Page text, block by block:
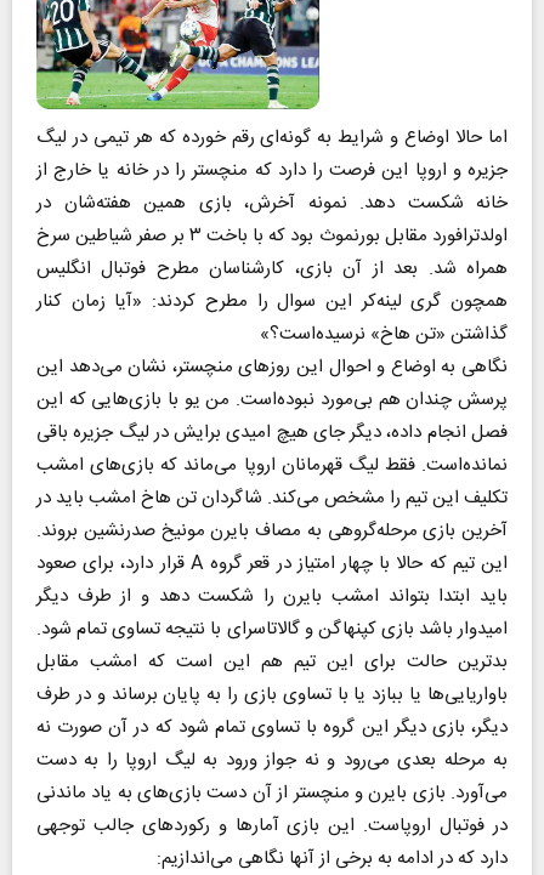
اما حالا اوضاع و شرایط به گونه‌ای رقم خورده که هر تیمی در لیگ
جزیره و اروپا این فرصت را دارد که منچستر را در خانه یا خارج از
خانه شکست دهد. نمونه آخرش، بازی همین هفته‌شان در
اولدترافورد مقابل بورنموث بود که با باخت ۳ بر صفر شیاطین سرخ
همراه شد. بعد از آن بازی، کارشناسان مطرح فوتبال انگلیس
همچون گری لینه‌کر این سوال را مطرح کردند: «آیا زمان کنار
گذاشتن «تن هاخ» نرسیده‌است؟»
نگاهی به اوضاع و احوال این روزهای منچستر، نشان می‌دهد این
پرسش چندان هم بی‌مورد نبوده‌است. من یو با بازی‌هایی که این
فصل انجام داده، دیگر جای هیچ امیدی برایش در لیگ جزیره باقی
نمانده‌است. فقط لیگ قهرمانان اروپا می‌ماند که بازی‌های امشب
تکلیف این تیم را مشخص می‌کند. شاگردان تن هاخ امشب باید در
آخرین بازی مرحله‌گروهی به مصاف بایرن مونیخ صدرنشین بروند.
این تیم که حالا با چهار امتیاز در قعر گروه A قرار دارد، برای صعود
باید ابتدا بتواند امشب بایرن را شکست دهد و از طرف دیگر
امیدوار باشد بازی کپنهاگن و گالاتاسرای با نتیجه تساوی تمام شود.
بدترین حالت برای این تیم هم این است که امشب مقابل
باواریایی‌ها یا ببازد یا با تساوی بازی را به پایان برساند و در طرف
دیگر، بازی دیگر این گروه با تساوی تمام شود که در آن صورت نه
به مرحله بعدی می‌رود و نه جواز ورود به لیگ اروپا را به دست
می‌آورد. بازی بایرن و منچستر از آن دست بازی‌های به یاد ماندنی
در فوتبال اروپاست. این بازی آمارها و رکوردهای جالب توجهی
دارد که در ادامه به برخی از آنها نگاهی می‌اندازیم: